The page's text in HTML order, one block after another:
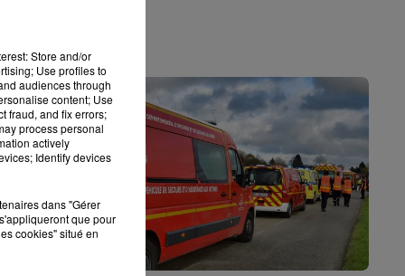
Store and/or
Use profiles to
audiences through
content; Use
fraud, and fix errors;
process personal
actively
Identify devices
dans "Gérer
que pour
cookies" situé en